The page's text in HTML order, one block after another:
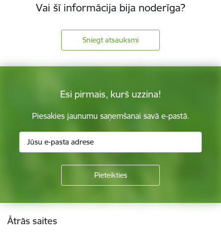
Vai šī informācija bija noderīga?
Sniegt atsauksmi
Esi pirmais, kurš uzzina!
Piesakies jaunumu saņemšanai savā e-pastā.
Kājene
Ātrās saites